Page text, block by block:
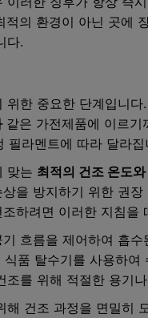
의 환경이 아닌 곳에
다.
한 중요한 단계입니
같은 가전제품에 이르기
필라멘트에 따라 달라집
맞는 최적의 건조 온도
을 방지하기 위한 권
하려면 이러한 지침을
흐름을 제어하여 흡
품 탈수기를 사용하
를 위해 적절한 용기
건조 과정을 면밀히